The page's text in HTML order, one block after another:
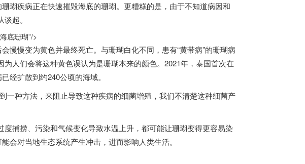
珊瑚疾病正在快速摧毁海底的珊瑚。更糟糕的是，由于不知道病因和
起。
底珊瑚”/>
慢变为黄色并最终死亡。与珊瑚白化不同，患有“黄带病”的珊瑚病
人们会将这种黄色误认为是珊瑚本来的颜色。2021年， 泰国首次在
经扩散到约240公顷的海域。
一种方法，来阻止导致这种疾病的细菌增殖，我们不清楚这种细菌产
捕捞、污染和气候变化导致水温上升，都可能让珊瑚变得更容易染
会对当地生态系统产生冲击，进而影响人类生活。